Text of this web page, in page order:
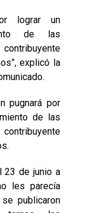
lograr un
de las
explicó la
pugnará por
de las
23 de junio a
les parecía
publicaron